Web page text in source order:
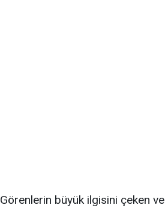
Görenlerin büyük ilgisini çeken